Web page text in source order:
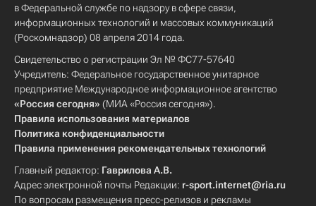
в Федеральной службе по надзору в сфере связи,
информационных технологий и массовых коммуникаций
(Роскомнадзор) 08 апреля 2014 года.
Свидетельство о регистрации Эл № ФС77-57640
Учредитель: Федеральное государственное унитарное
предприятие Международное информационное агентство
«Россия сегодня» (МИА «Россия сегодня»).
Правила использования материалов
Политика конфиденциальности
Правила применения рекомендательных технологий
Главный редактор: Гаврилова А.В.
Адрес электронной почты Редакции: r-sport.internet@ria.ru
По вопросам размещения пресс-релизов и рекламы